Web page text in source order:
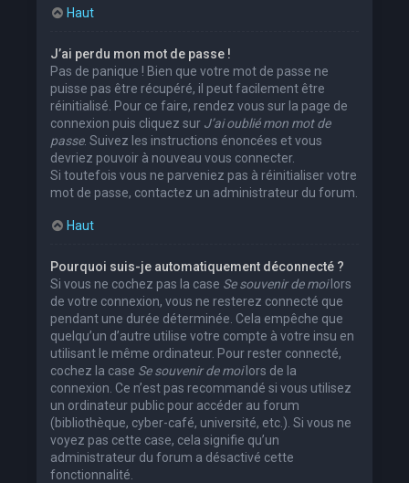
Haut
J’ai perdu mon mot de passe !
Pas de panique ! Bien que votre mot de passe ne
puisse pas être récupéré, il peut facilement être
réinitialisé. Pour ce faire, rendez vous sur la page de
connexion puis cliquez sur J’ai oublié mon mot de
passe. Suivez les instructions énoncées et vous
devriez pouvoir à nouveau vous connecter.
Si toutefois vous ne parveniez pas à réinitialiser votre
mot de passe, contactez un administrateur du forum.
Haut
Pourquoi suis-je automatiquement déconnecté ?
Si vous ne cochez pas la case Se souvenir de moilors
de votre connexion, vous ne resterez connecté que
pendant une durée déterminée. Cela empêche que
quelqu’un d’autre utilise votre compte à votre insu en
utilisant le même ordinateur. Pour rester connecté,
cochez la case Se souvenir de moilors de la
connexion. Ce n’est pas recommandé si vous utilisez
un ordinateur public pour accéder au forum
(bibliothèque, cyber-café, université, etc.). Si vous ne
voyez pas cette case, cela signifie qu’un
administrateur du forum a désactivé cette
fonctionnalité.